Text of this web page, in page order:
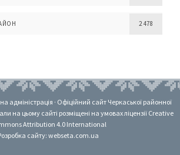
2 478
адміністрація · Офіційний сайт Черкаської районної
на цьому сайті розміщені на умовах ліцензії Creative
Attribution 4.0 International
сайту: webseta.com.ua